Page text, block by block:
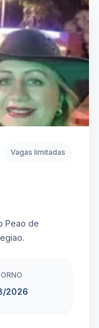
Vagas limitadas
Peao de
2026